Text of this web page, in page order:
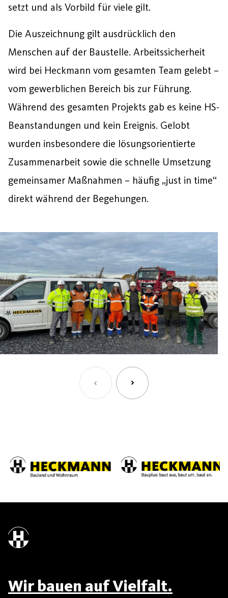
setzt und als Vorbild für viele gilt.
Die Auszeichnung gilt ausdrücklich den
Menschen auf der Baustelle. Arbeitssicherheit
wird bei Heckmann vom gesamten Team gelebt –
vom gewerblichen Bereich bis zur Führung.
Während des gesamten Projekts gab es keine HS-
Beanstandungen und kein Ereignis. Gelobt
wurden insbesondere die lösungsorientierte
Zusammenarbeit sowie die schnelle Umsetzung
gemeinsamer Maßnahmen – häufig „just in time“
direkt während der Begehungen.
Wir bauen auf Vielfalt.